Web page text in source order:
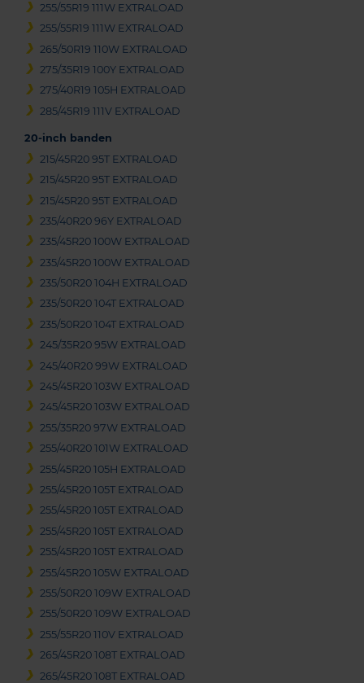
255/55R19 111W EXTRALOAD
255/55R19 111W EXTRALOAD
265/50R19 110W EXTRALOAD
275/35R19 100Y EXTRALOAD
275/40R19 105H EXTRALOAD
285/45R19 111V EXTRALOAD
20-inch banden
215/45R20 95T EXTRALOAD
215/45R20 95T EXTRALOAD
215/45R20 95T EXTRALOAD
235/40R20 96Y EXTRALOAD
235/45R20 100W EXTRALOAD
235/45R20 100W EXTRALOAD
235/50R20 104H EXTRALOAD
235/50R20 104T EXTRALOAD
235/50R20 104T EXTRALOAD
245/35R20 95W EXTRALOAD
245/40R20 99W EXTRALOAD
245/45R20 103W EXTRALOAD
245/45R20 103W EXTRALOAD
255/35R20 97W EXTRALOAD
255/40R20 101W EXTRALOAD
255/45R20 105H EXTRALOAD
255/45R20 105T EXTRALOAD
255/45R20 105T EXTRALOAD
255/45R20 105T EXTRALOAD
255/45R20 105T EXTRALOAD
255/45R20 105W EXTRALOAD
255/50R20 109W EXTRALOAD
255/50R20 109W EXTRALOAD
255/55R20 110V EXTRALOAD
265/45R20 108T EXTRALOAD
265/45R20 108T EXTRALOAD